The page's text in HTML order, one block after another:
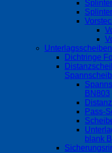
Dichtringe
BN803
Pass-
blank